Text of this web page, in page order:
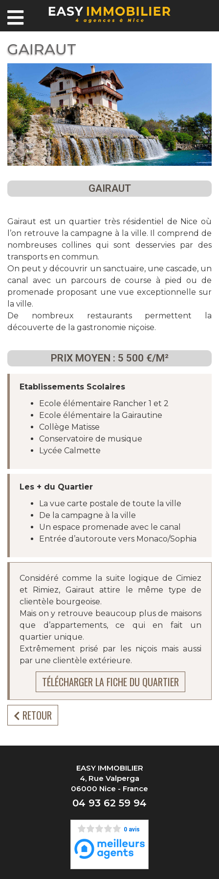
GAIRAUT
GAIRAUT
Gairaut est un quartier très résidentiel de Nice où
l’on retrouve la campagne à la ville. Il comprend de
nombreuses collines qui sont desservies par des
transports en commun.
On peut y découvrir un sanctuaire, une cascade, un
canal avec un parcours de course à pied ou de
promenade proposant une vue exceptionnelle sur
la ville.
De nombreux restaurants permettent la
découverte de la gastronomie niçoise.
PRIX MOYEN : 5 500 €/M²
Etablissements Scolaires
Ecole élémentaire Rancher 1 et 2
Ecole élémentaire la Gairautine
Collège Matisse
Conservatoire de musique
Lycée Calmette
Les + du Quartier
La vue carte postale de toute la ville
De la campagne à la ville
Un espace promenade avec le canal
Entrée d’autoroute vers Monaco/Sophia
Considéré comme la suite logique de Cimiez
et Rimiez, Gairaut attire le même type de
clientèle bourgeoise.
Mais on y retrouve beaucoup plus de maisons
que d’appartements, ce qui en fait un
quartier unique.
Extrêmement prisé par les niçois mais aussi
par une clientèle extérieure.
TÉLÉCHARGER LA FICHE DU QUARTIER
RETOUR
EASY IMMOBILIER
4, Rue Valperga
06000 Nice - France
04 93 62 59 94
0 avis